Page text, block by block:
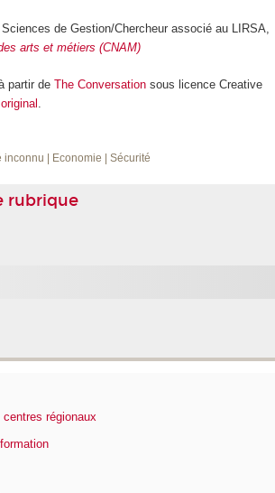
de Gestion/Chercheur associé au LIRSA,
arts et métiers (CNAM)
partir de The Conversationsous licence Creative
inconnu | Economie | Sécurité
rubrique
centres régionaux